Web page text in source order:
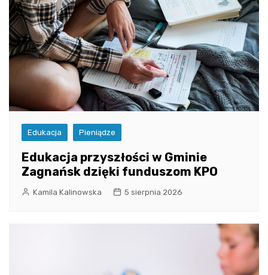
Edukacja Pieniądze
Edukacja przyszłości w Gminie
Zagnańsk dzięki funduszom KPO
Kamila Kalinowska 5 sierpnia 2026